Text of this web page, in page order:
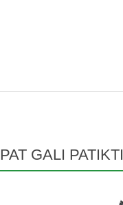
GALI PATIKTI